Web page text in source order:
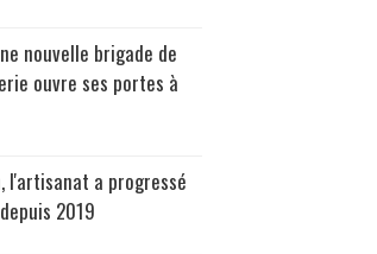
nouvelle brigade de
ouvre ses portes à
l'artisanat a progressé
2019